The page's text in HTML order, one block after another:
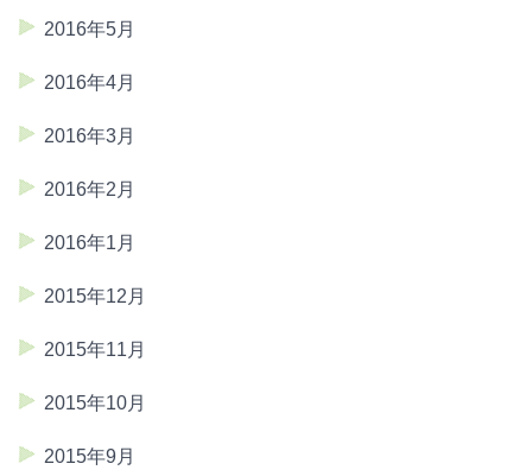
2016年5月
2016年4月
2016年3月
2016年2月
2016年1月
2015年12月
2015年11月
2015年10月
2015年9月